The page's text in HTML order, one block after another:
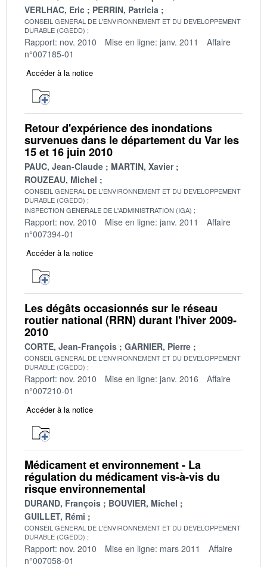
VERLHAC, Eric
PERRIN, Patricia
CONSEIL GENERAL DE L'ENVIRONNEMENT ET DU DEVELOPPEMENT
DURABLE (CGEDD)
Rapport: nov. 2010 Mise en ligne: janv. 2011
Affaire
n°007185-01
Accéder à la notice
Retour d'expérience des inondations
survenues dans le département du Var les
15 et 16 juin 2010
PAUC, Jean-Claude
MARTIN, Xavier
ROUZEAU, Michel
CONSEIL GENERAL DE L'ENVIRONNEMENT ET DU DEVELOPPEMENT
DURABLE (CGEDD)
INSPECTION GENERALE DE L'ADMINISTRATION (IGA)
Rapport: nov. 2010 Mise en ligne: janv. 2011
Affaire
n°007394-01
Accéder à la notice
Les dégâts occasionnés sur le réseau
routier national (RRN) durant l'hiver 2009-
2010
CORTE, Jean-François GARNIER, Pierre
CONSEIL GENERAL DE L'ENVIRONNEMENT ET DU DEVELOPPEMENT
DURABLE (CGEDD)
Rapport: nov. 2010 Mise en ligne: janv. 2016
Affaire
n°007210-01
Accéder à la notice
Médicament et environnement - La
régulation du médicament vis-à-vis du
risque environnemental
DURAND, François
BOUVIER, Michel
GUILLET, Rémi
CONSEIL GENERAL DE L'ENVIRONNEMENT ET DU DEVELOPPEMENT
DURABLE (CGEDD)
Rapport: nov. 2010 Mise en ligne: mars 2011
Affaire
n°007058-01